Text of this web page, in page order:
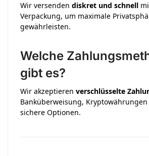
Wir versenden diskret und schnell
Verpackung, um maximale
gewährleisten.
Welche
gibt es?
Wir akzeptieren verschlüsselte
Banküberweisung,
sichere Optionen.